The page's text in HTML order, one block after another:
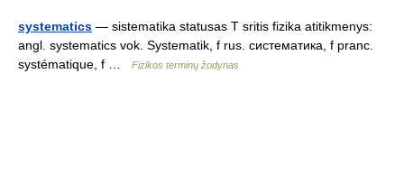
systematics — sistematika statusas T sritis fizika atitikmenys:
angl. systematics vok. Systematik, f rus. систематика, f pranc.
systématique, f …
Fizikos terminų žodynas